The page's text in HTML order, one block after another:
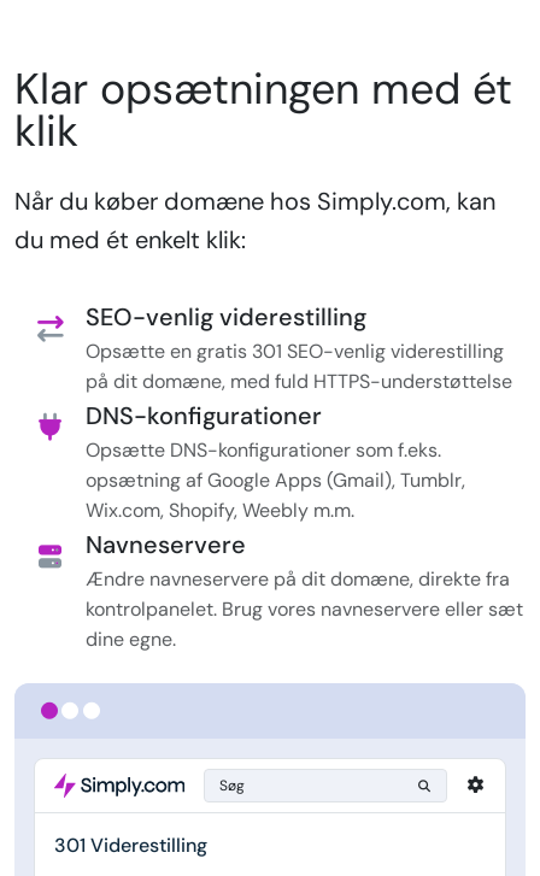
Søg
301 Viderestilling
Klar opsætningen med ét
klik
Når du køber domæne hos Simply.com, kan
du med ét enkelt klik:
SEO-venlig viderestilling
Opsætte en gratis 301 SEO-venlig viderestilling
på dit domæne, med fuld HTTPS-understøttelse
DNS-konfigurationer
Opsætte DNS-konfigurationer som f.eks.
opsætning af Google Apps (Gmail), Tumblr,
Wix.com, Shopify, Weebly m.m.
Navneservere
Ændre navneservere på dit domæne, direkte fra
kontrolpanelet. Brug vores navneservere eller sæt
dine egne.